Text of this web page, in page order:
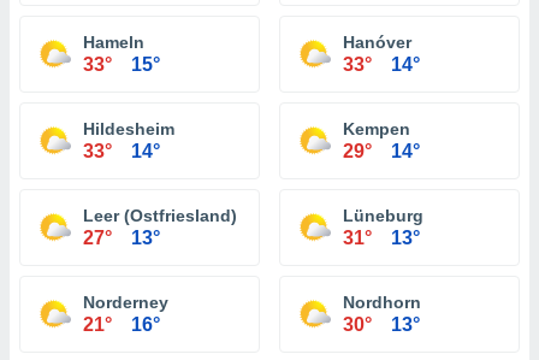
Hameln
33° 15°
Hanóver
33° 14°
Hildesheim
33° 14°
Kempen
29° 14°
Leer (Ostfriesland)
27° 13°
Lüneburg
31° 13°
Norderney
21° 16°
Nordhorn
30° 13°